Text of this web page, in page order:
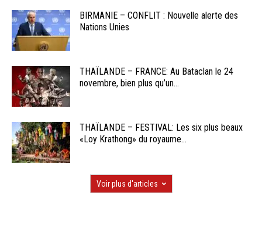
BIRMANIE – CONFLIT : Nouvelle alerte des
Nations Unies
THAÏLANDE – FRANCE: Au Bataclan le 24
novembre, bien plus qu’un...
THAÏLANDE – FESTIVAL: Les six plus beaux
«Loy Krathong» du royaume...
Voir plus d'articles